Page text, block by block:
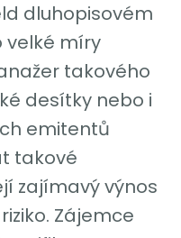
dluhopisovém
velké míry
takového
desítky nebo i
emitentů
takové
zajímavý výnos
Zájemce